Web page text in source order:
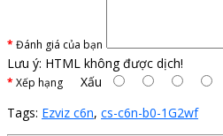
Đánh giá của bạn
Lưu ý: HTML không được dịch!
Xếp hạng Xấu
Tags: Ezviz c6n, cs-c6n-b0-1G2wf